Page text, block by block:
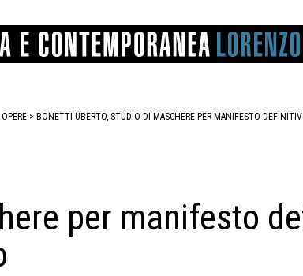
MASCHIETTO
PARISI
OPERE > BONETTI UBERTO, STUDIO DI MASCHERE PER MANIFESTO
per manifesto